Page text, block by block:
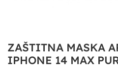
ZAŠTITNA MASKA
IPHONE 14 MAX